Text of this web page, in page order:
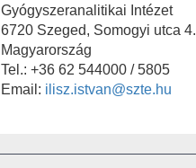
Gyógyszeranalitikai Intézet
6720 Szeged, Somogyi utca 4.
Magyarország
Tel.: +36 62 544000 / 5805
Email: ilisz.istvan@szte.hu